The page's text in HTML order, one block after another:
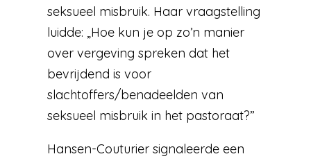
seksueel misbruik. Haar vraagstelling
luidde: „Hoe kun je op zo’n manier
over vergeving spreken dat het
bevrijdend is voor
slachtoffers/benadeelden van
seksueel misbruik in het pastoraat?”
Hansen-Couturier signaleerde een